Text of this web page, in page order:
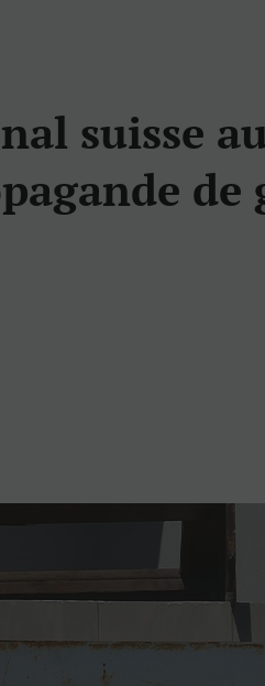
suisse
de